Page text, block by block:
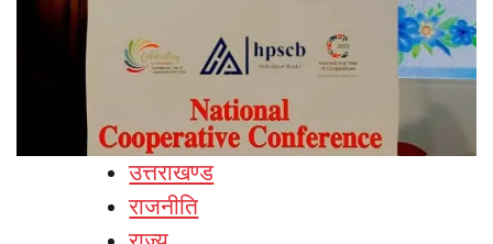
उत्तराखण्ड
राजनीति